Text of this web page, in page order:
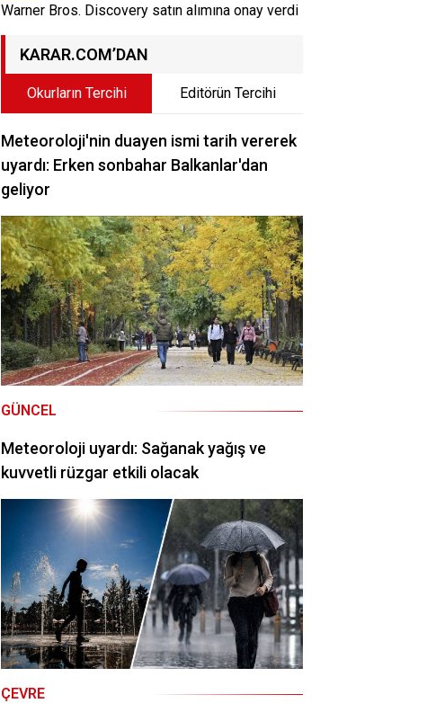
Warner Bros. Discovery satın alımına onay verdi
KARAR.COM’DAN
Okurların Tercihi Editörün Tercihi
Meteoroloji'nin duayen ismi tarih vererek
uyardı: Erken sonbahar Balkanlar'dan
geliyor
GÜNCEL
Meteoroloji uyardı: Sağanak yağış ve
kuvvetli rüzgar etkili olacak
ÇEVRE